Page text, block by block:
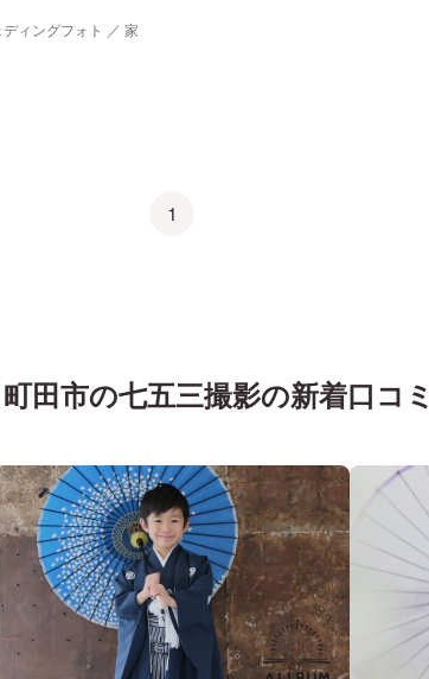
ィングフォト ／ 家
1
田市の七五三撮影の新着口コミ